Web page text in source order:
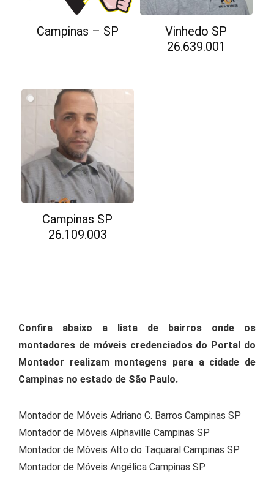
Campinas – SP
Vinhedo SP
26.639.001
Campinas SP
26.109.003
Confira abaixo a lista de bairros onde os
montadores de móveis credenciados do Portal do
Montador realizam montagens para a cidade de
Campinas no estado de São Paulo.
Montador de Móveis Adriano C. Barros Campinas SP
Montador de Móveis Alphaville Campinas SP
Montador de Móveis Alto do Taquaral Campinas SP
Montador de Móveis Angélica Campinas SP